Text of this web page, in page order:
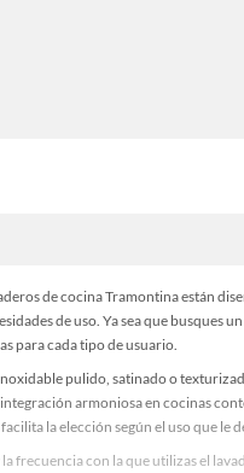
de cocina Tramontina están
de uso. Ya sea que busques
para cada tipo de usuario.
pulido, satinado o
armoniosa en cocinas
la elección según el uso que le
frecuencia con la que utilizas el